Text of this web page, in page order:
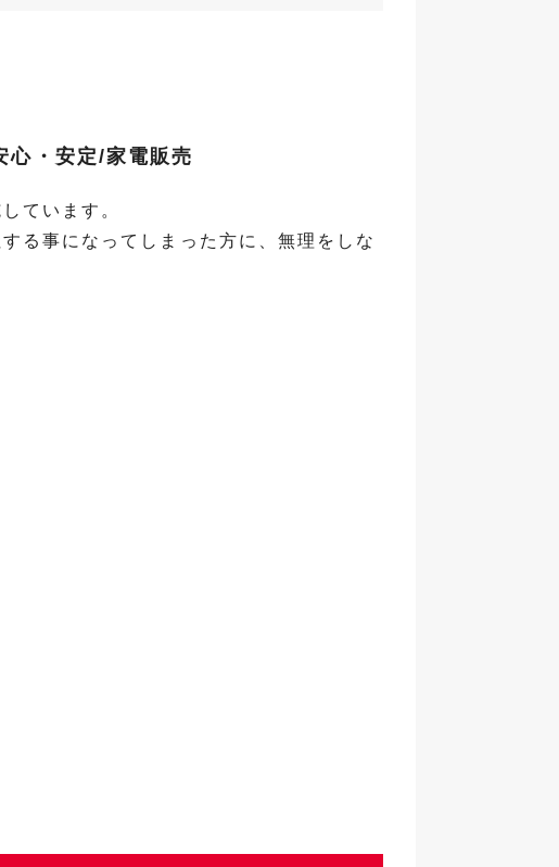
心・安定/家電販売
ています。
る事になってしまった方に、無理をしな